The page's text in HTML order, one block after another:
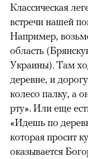
Классическая
встречи нашей
Например,
область
Украины). Там
деревне, и
колесо палку, а
рту». Или еще
«Идешь по
которая просит
оказывается